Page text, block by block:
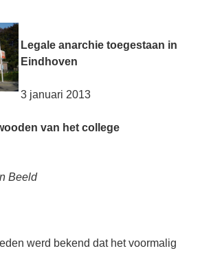
Legale anarchie toegestaan in
Eindhoven
3 januari 2013
van het college
Beeld
werd bekend dat het voormalig